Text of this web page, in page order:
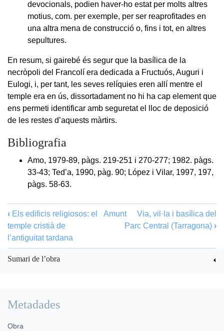
devocionals, podien haver-ho estat per molts altres
motius, com. per exemple, per ser reaprofitades en
una altra mena de construcció o, fins i tot, en altres
sepultures.
En resum, si gairebé és segur que la basílica de la
necròpoli del Francolí era dedicada a Fructuós, Auguri i
Eulogi, i, per tant, les seves relíquies eren allí mentre el
temple era en ús, dissortadament no hi ha cap element que
ens permeti identificar amb seguretat el lloc de deposició
de les restes d’aquests màrtirs.
Bibliografia
Amo, 1979-89, pàgs. 219-251 i 270-277; 1982. pàgs.
33-43; Ted’a, 1990, pàg. 90; López i Vilar, 1997, 197,
pàgs. 58-63.
‹ Els edificis religiosos: el
temple cristià de
l’antiguitat tardana
Amunt
Via, vil·la i basílica del
Parc Central (Tarragona) ›
Sumari de l’obra
Metadades
Obra